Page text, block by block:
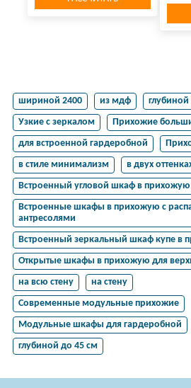
шириной 2400 из мдф глубиной
Узкие с зеркалом
Прихожие
для встроенной гардеробной
в стиле минимализм
в двух
Встроенный угловой шкаф в прихожую
Встроенные шкафы в прихожую с
антресолями
Встроенный зеркальный шкаф купе в
Открытые шкафы в прихожую для
на всю стену
на стену
Современные модульные прихожие
Модульные шкафы для гардеробной
глубиной до 45 см